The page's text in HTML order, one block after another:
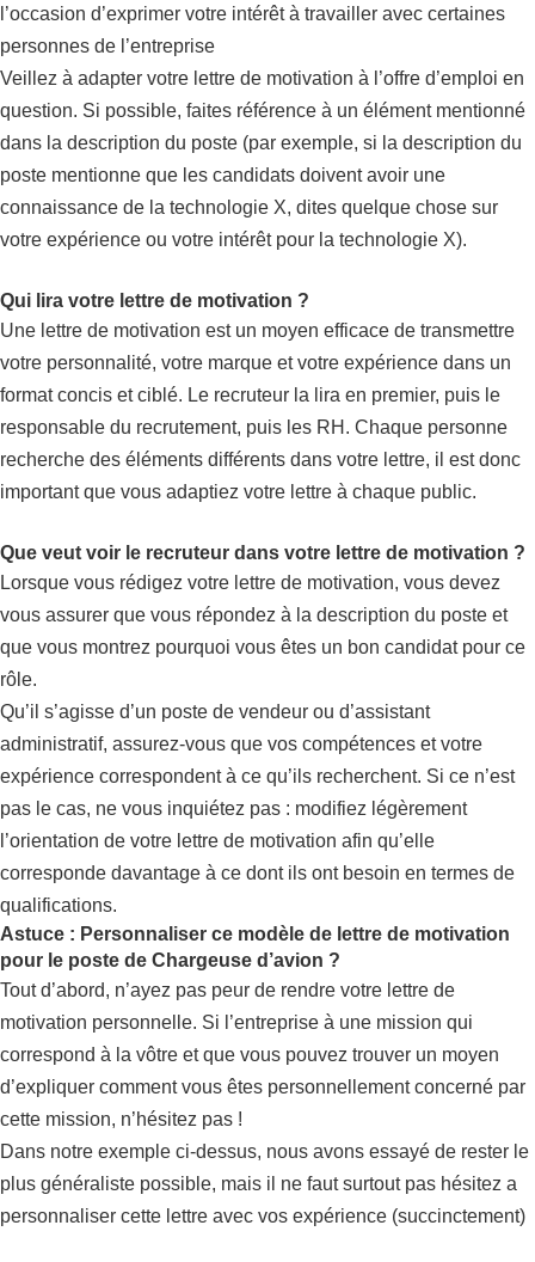
l’occasion d’exprimer votre intérêt à travailler avec certaines
personnes de l’entreprise
Veillez à adapter votre lettre de motivation à l’offre d’emploi en
question. Si possible, faites référence à un élément mentionné
dans la description du poste (par exemple, si la description du
poste mentionne que les candidats doivent avoir une
connaissance de la technologie X, dites quelque chose sur
votre expérience ou votre intérêt pour la technologie X).
Qui lira votre lettre de motivation ?
Une lettre de motivation est un moyen efficace de transmettre
votre personnalité, votre marque et votre expérience dans un
format concis et ciblé. Le recruteur la lira en premier, puis le
responsable du recrutement, puis les RH. Chaque personne
recherche des éléments différents dans votre lettre, il est donc
important que vous adaptiez votre lettre à chaque public.
Que veut voir le recruteur dans votre lettre de motivation ?
Lorsque vous rédigez votre lettre de motivation, vous devez
vous assurer que vous répondez à la description du poste et
que vous montrez pourquoi vous êtes un bon candidat pour ce
rôle.
Qu’il s’agisse d’un poste de vendeur ou d’assistant
administratif, assurez-vous que vos compétences et votre
expérience correspondent à ce qu’ils recherchent. Si ce n’est
pas le cas, ne vous inquiétez pas : modifiez légèrement
l’orientation de votre lettre de motivation afin qu’elle
corresponde davantage à ce dont ils ont besoin en termes de
qualifications.
Astuce : Personnaliser ce modèle de lettre de motivation
pour le poste de Chargeuse d’avion ?
Tout d’abord, n’ayez pas peur de rendre votre lettre de
motivation personnelle. Si l’entreprise à une mission qui
correspond à la vôtre et que vous pouvez trouver un moyen
d’expliquer comment vous êtes personnellement concerné par
cette mission, n’hésitez pas !
Dans notre exemple ci-dessus, nous avons essayé de rester le
plus généraliste possible, mais il ne faut surtout pas hésitez a
personnaliser cette lettre avec vos expérience (succinctement)